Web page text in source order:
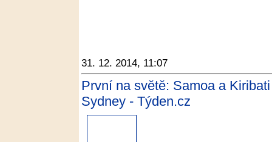
31. 12. 2014, 11:07
První na světě: Samoa a
Sydney - Týden.cz